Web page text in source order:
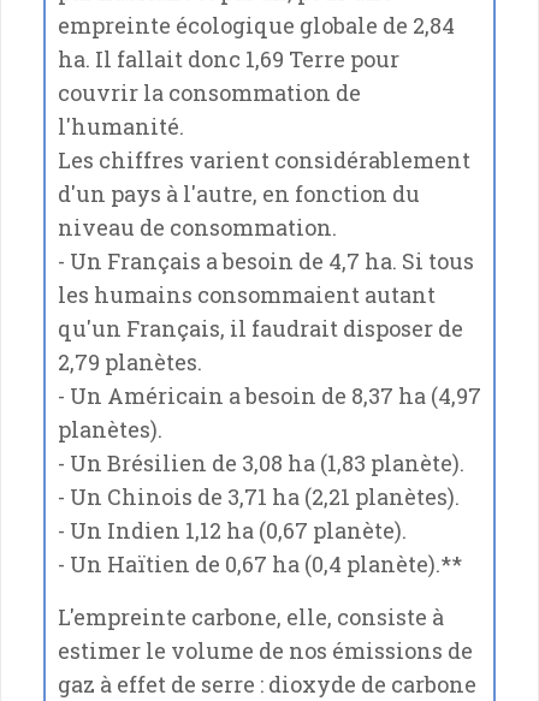
empreinte écologique globale de 2,84
ha. Il fallait donc 1,69 Terre pour
couvrir la consommation de
l'humanité.
Les chiffres varient considérablement
d'un pays à l'autre, en fonction du
niveau de consommation.
- Un Français a besoin de 4,7 ha. Si tous
les humains consommaient autant
qu'un Français, il faudrait disposer de
2,79 planètes.
- Un Américain a besoin de 8,37 ha (4,97
planètes).
- Un Brésilien de 3,08 ha (1,83 planète).
- Un Chinois de 3,71 ha (2,21 planètes).
- Un Indien 1,12 ha (0,67 planète).
- Un Haïtien de 0,67 ha (0,4 planète).**
L'empreinte carbone, elle, consiste à
estimer le volume de nos émissions de
gaz à effet de serre : dioxyde de carbone